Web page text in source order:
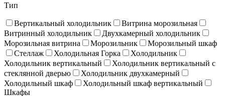
Тип
Вертикальный холодильник
Витрина морозильная
Витринный холодильник
Двухкамерный холодильник
Морозильная витрина
Морозильник
Морозильный шкаф
Стеллаж
Холодильная Горка
Холодильник
Холодильник вертикальный
Холодильник вертикальный с
стеклянной дверью
Холодильник двухкамерный
Холодильный шкаф
Холодильный шкаф вертикальный
Шкафы